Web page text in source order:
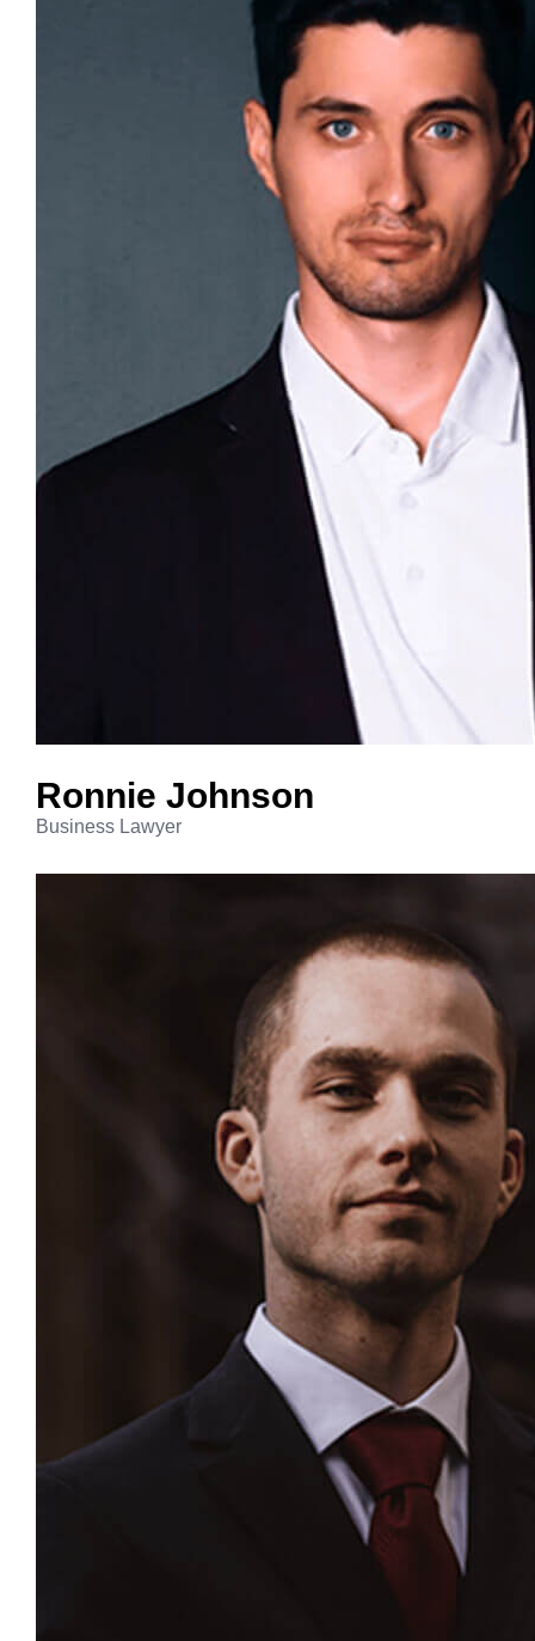
Ronnie Johnson
Business Lawyer